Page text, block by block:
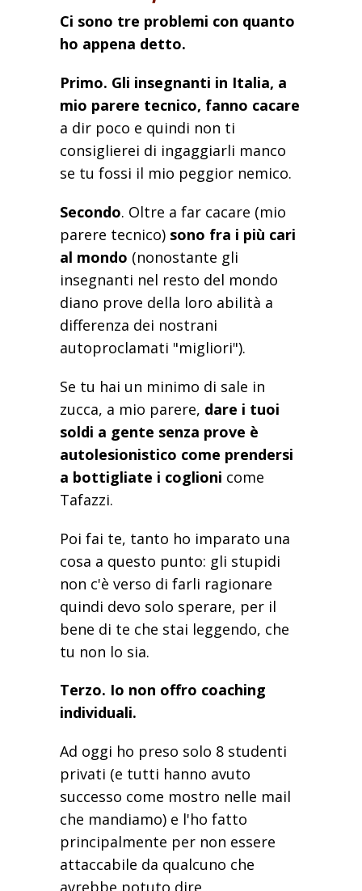
Ci sono tre problemi con quanto
ho appena detto.
Primo. Gli insegnanti in Italia, a
mio parere tecnico, fanno cacare
a dir poco e quindi non ti
consiglierei di ingaggiarli manco
se tu fossi il mio peggior nemico.
Secondo. Oltre a far cacare (mio
parere tecnico) sono fra i più cari
al mondo (nonostante gli
insegnanti nel resto del mondo
diano prove della loro abilità a
differenza dei nostrani
autoproclamati "migliori").
Se tu hai un minimo di sale in
zucca, a mio parere, dare i tuoi
soldi a gente senza prove è
autolesionistico come prendersi
a bottigliate i coglioni come
Tafazzi.
Poi fai te, tanto ho imparato una
cosa a questo punto: gli stupidi
non c'è verso di farli ragionare
quindi devo solo sperare, per il
bene di te che stai leggendo, che
tu non lo sia.
Terzo. Io non offro coaching
individuali.
Ad oggi ho preso solo 8 studenti
privati (e tutti hanno avuto
successo come mostro nelle mail
che mandiamo) e l'ho fatto
principalmente per non essere
attaccabile da qualcuno che